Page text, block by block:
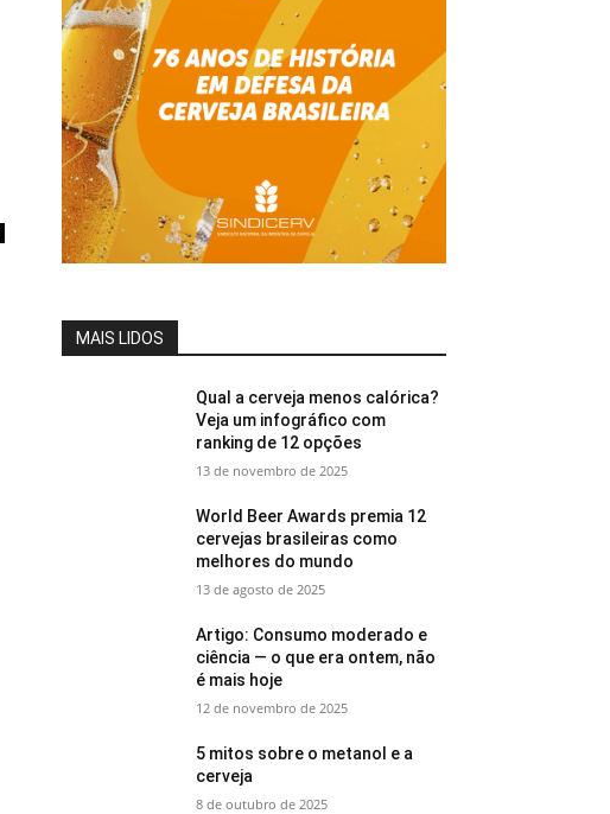
MAIS LIDOS
Qual a cerveja menos calórica?
Veja um infográfico com
ranking de 12 opções
13 de novembro de 2025
World Beer Awards premia 12
cervejas brasileiras como
melhores do mundo
13 de agosto de 2025
Artigo: Consumo moderado e
ciência — o que era ontem, não
é mais hoje
12 de novembro de 2025
5 mitos sobre o metanol e a
cerveja
8 de outubro de 2025